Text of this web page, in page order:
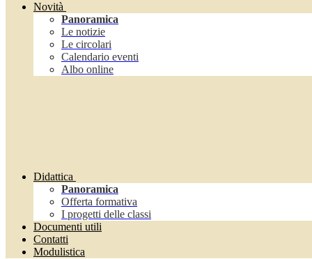
Novità
Panoramica
Le notizie
Le circolari
Calendario eventi
Albo online
Didattica
Panoramica
Offerta formativa
I progetti delle classi
Documenti utili
Contatti
Modulistica